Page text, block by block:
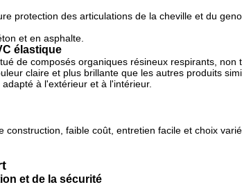
protection des articulations de la cheville et du
et en asphalte.
élastique
de composés organiques résineux respirants, non
claire et plus brillante que les autres produits
à l'extérieur et à l'intérieur.
construction, faible coût, entretien facile et choix
et de la sécurité